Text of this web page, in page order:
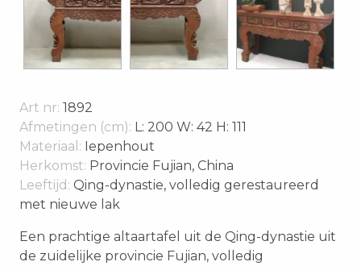
Art nr: 1892
Afmetingen (cm): L: 200 W: 42 H: 111
Materiaal: Iepenhout
Herkomst: Provincie Fujian, China
Leeftijd: Qing-dynastie, volledig gerestaureerd
met nieuwe lak
Een prachtige altaartafel uit de Qing-dynastie uit
de zuidelijke provincie Fujian, volledig